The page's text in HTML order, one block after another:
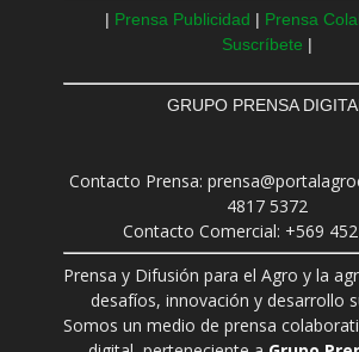
| Prensa Publicidad | Prensa
Suscríbete |
GRUPO PRENSA
Contacto Prensa:
4817 5372
Contacto Comercial: +569
Prensa y Difusión para el Agro y la
desafíos, innovación y desarrollo
Somos un medio de prensa